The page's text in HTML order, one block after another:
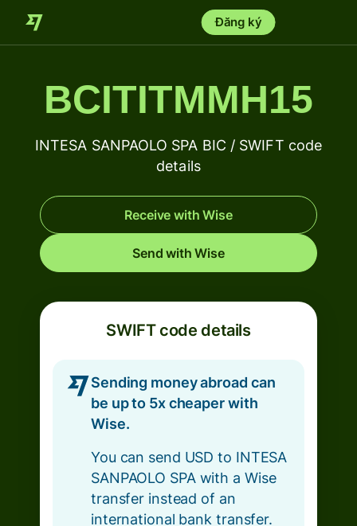
Đăng ký
BCITITMMH15
INTESA SANPAOLO SPA BIC / SWIFT code
details
Receive with Wise
Send with Wise
SWIFT code details
Sending money abroad can
be up to 5x cheaper with
Wise.
You can send USD to INTESA
SANPAOLO SPA with a Wise
transfer instead of an
international bank transfer.